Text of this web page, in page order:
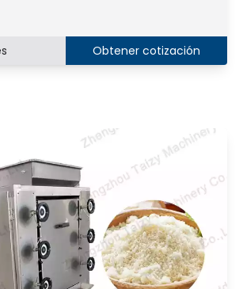
Obtener cotización